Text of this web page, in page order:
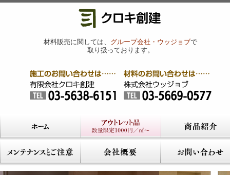
材料販売に関しては、 グループ会社・ウッジョブで
取り扱っております。